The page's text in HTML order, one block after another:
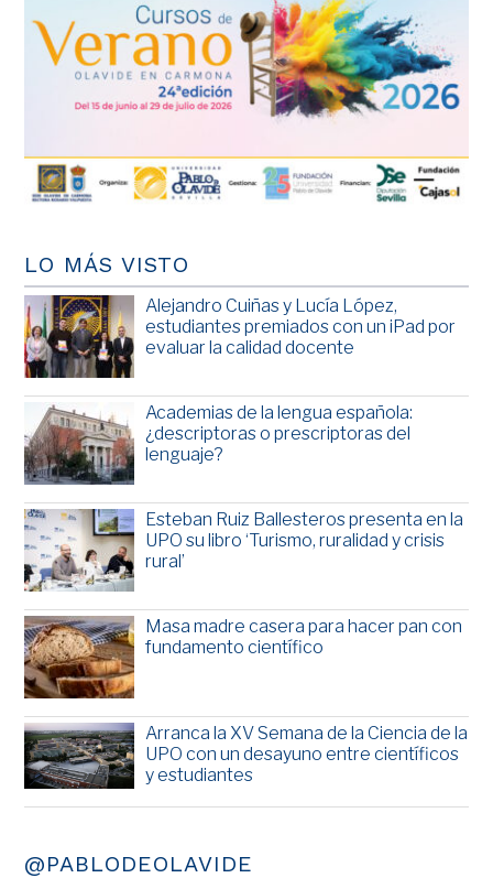
LO MÁS VISTO
Alejandro Cuiñas y Lucía López,
estudiantes premiados con un iPad por
evaluar la calidad docente
Academias de la lengua española:
¿descriptoras o prescriptoras del
lenguaje?
Esteban Ruiz Ballesteros presenta en la
UPO su libro ‘Turismo, ruralidad y crisis
rural’
Masa madre casera para hacer pan con
fundamento científico
Arranca la XV Semana de la Ciencia de la
UPO con un desayuno entre científicos
y estudiantes
@PABLODEOLAVIDE